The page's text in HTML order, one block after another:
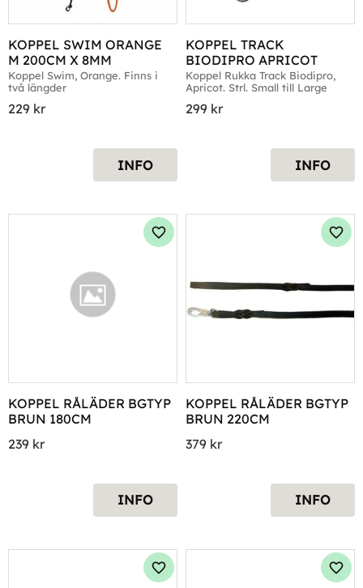
KOPPEL SWIM ORANGE
M 200CM X 8MM
Koppel Swim, Orange. Finns i
två längder
229 kr
INFO
KOPPEL TRACK
BIODIPRO APRICOT
Koppel Rukka Track Biodipro,
Apricot. Strl. Small till Large
299 kr
INFO
KOPPEL RÅLÄDER BGTYP
BRUN 180CM
239 kr
Lägg till i favoriter
INFO
KOPPEL RÅLÄDER BGTYP
BRUN 220CM
379 kr
INFO
Lägg till i favoriter